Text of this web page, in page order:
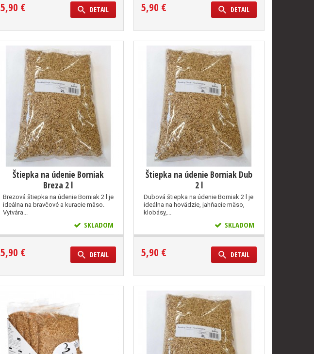
5,90 € DETAIL 5,90 € DETAIL
Štiepka na údenie Borniak
Breza 2 l
Brezová štiepka na údenie Borniak 2 l je
ideálna na bravčové a kuracie mäso.
Vytvára...
SKLADOM
5,90 € DETAIL
Štiepka na údenie Borniak Dub
2 l
Dubová štiepka na údenie Borniak 2 l je
ideálna na hovädzie, jahňacie mäso,
klobásy,...
SKLADOM
5,90 € DETAIL